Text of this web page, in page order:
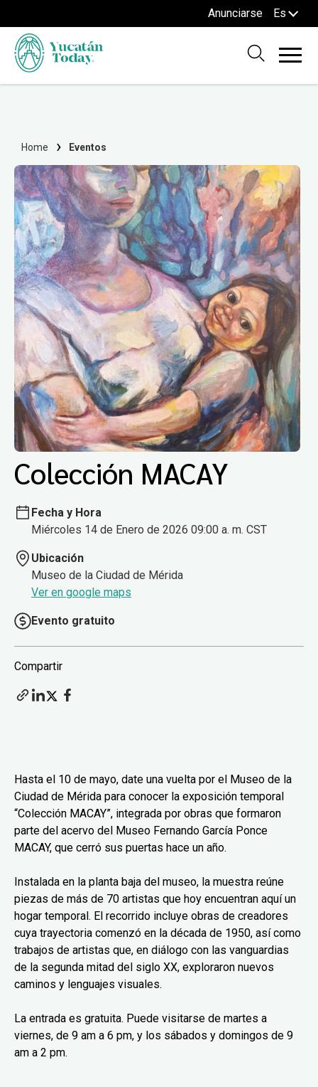
Anunciarse Es
Home Eventos
Colección MACAY
Fecha y Hora
Miércoles 14 de Enero de 2026 09:00 a. m. CST
Ubicación
Museo de la Ciudad de Mérida
Ver en google maps
Evento gratuito
Compartir
Hasta el 10 de mayo, date una vuelta por el Museo de la
Ciudad de Mérida para conocer la exposición temporal
“Colección MACAY”, integrada por obras que formaron
parte del acervo del Museo Fernando García Ponce
MACAY, que cerró sus puertas hace un año.
Instalada en la planta baja del museo, la muestra reúne
piezas de más de 70 artistas que hoy encuentran aquí un
hogar temporal. El recorrido incluye obras de creadores
cuya trayectoria comenzó en la década de 1950, así como
trabajos de artistas que, en diálogo con las vanguardias
de la segunda mitad del siglo XX, exploraron nuevos
caminos y lenguajes visuales.
La entrada es gratuita. Puede visitarse de martes a
viernes, de 9 am a 6 pm, y los sábados y domingos de 9
am a 2 pm.